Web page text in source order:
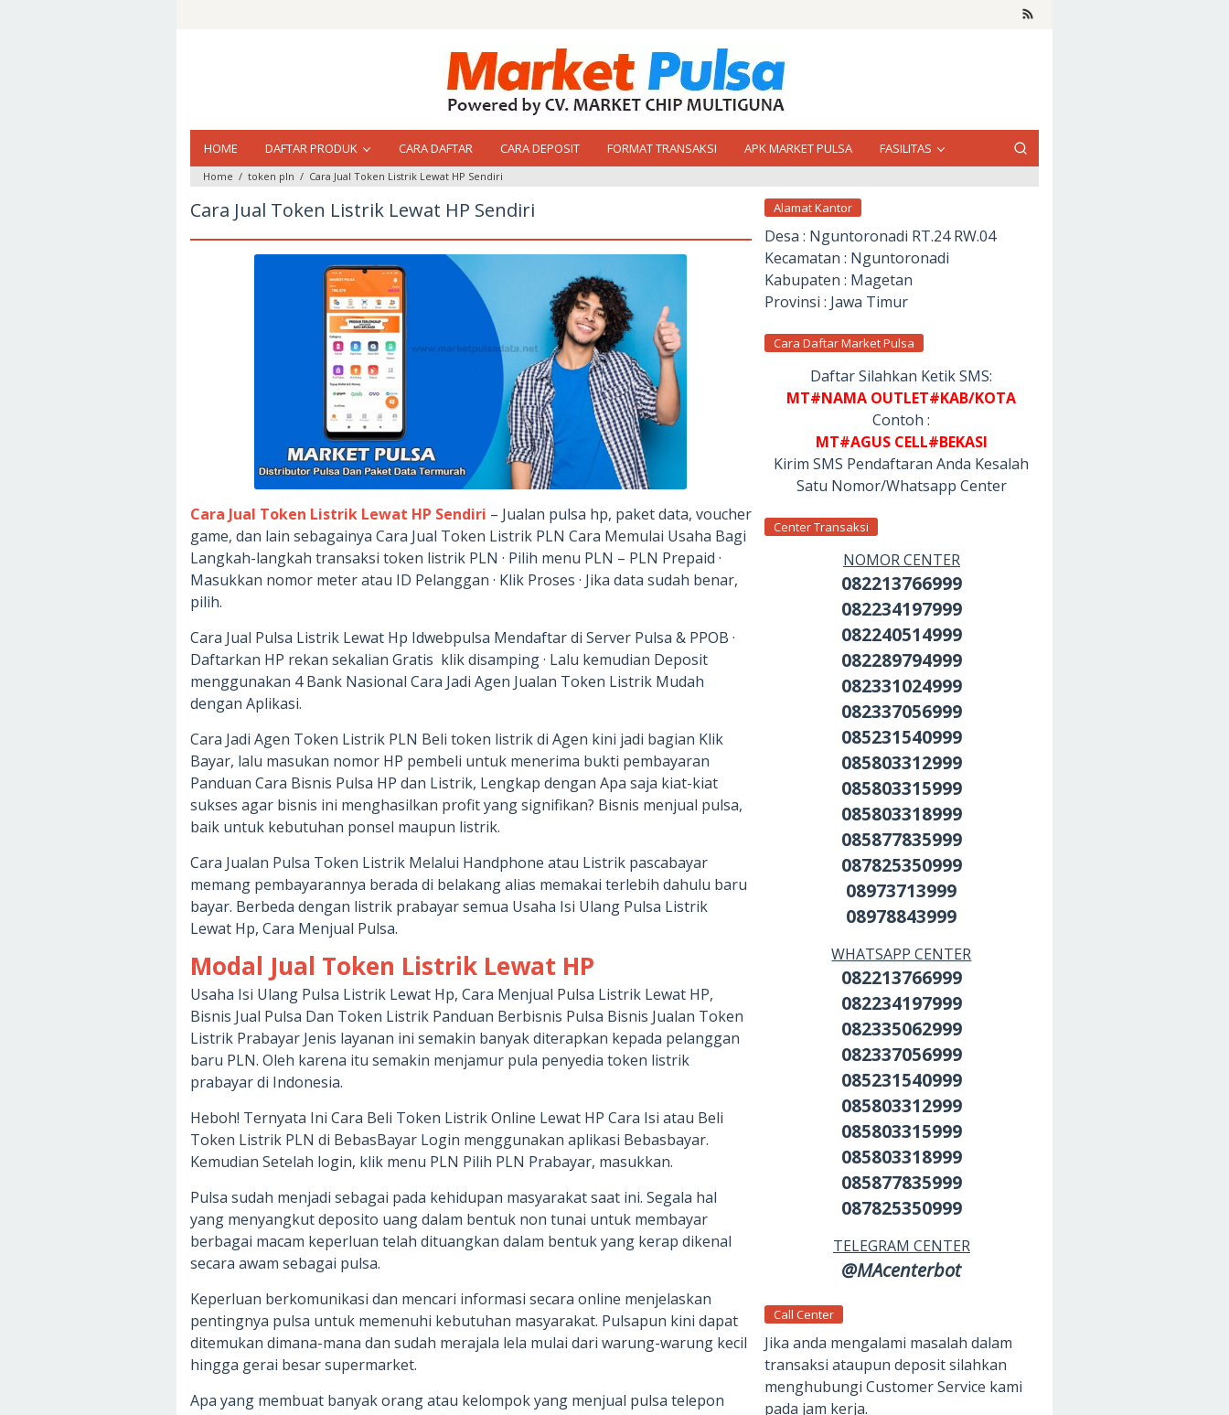
HOME DAFTAR PRODUK CARA DAFTAR CARA DEPOSIT FORMAT TRANSAKSI APK MARKET PULSA FASILITAS
Home / token pln / Cara Jual Token Listrik Lewat HP Sendiri
Cara Jual Token Listrik Lewat HP Sendiri
Cara Jual Token Listrik Lewat HP Sendiri – Jualan pulsa hp, paket data, voucher
game, dan lain sebagainya Cara Jual Token Listrik PLN Cara Memulai Usaha Bagi
Langkah-langkah transaksi token listrik PLN · Pilih menu PLN – PLN Prepaid ·
Masukkan nomor meter atau ID Pelanggan · Klik Proses · Jika data sudah benar,
pilih.
Cara Jual Pulsa Listrik Lewat Hp Idwebpulsa Mendaftar di Server Pulsa & PPOB ·
Daftarkan HP rekan sekalian Gratis klik disamping · Lalu kemudian Deposit
menggunakan 4 Bank Nasional Cara Jadi Agen Jualan Token Listrik Mudah
dengan Aplikasi.
Cara Jadi Agen Token Listrik PLN Beli token listrik di Agen kini jadi bagian Klik
Bayar, lalu masukan nomor HP pembeli untuk menerima bukti pembayaran
Panduan Cara Bisnis Pulsa HP dan Listrik, Lengkap dengan Apa saja kiat-kiat
sukses agar bisnis ini menghasilkan profit yang signifikan? Bisnis menjual pulsa,
baik untuk kebutuhan ponsel maupun listrik.
Cara Jualan Pulsa Token Listrik Melalui Handphone atau Listrik pascabayar
memang pembayarannya berada di belakang alias memakai terlebih dahulu baru
bayar. Berbeda dengan listrik prabayar semua Usaha Isi Ulang Pulsa Listrik
Lewat Hp, Cara Menjual Pulsa.
Modal Jual Token Listrik Lewat HP
Usaha Isi Ulang Pulsa Listrik Lewat Hp, Cara Menjual Pulsa Listrik Lewat HP,
Bisnis Jual Pulsa Dan Token Listrik Panduan Berbisnis Pulsa Bisnis Jualan Token
Listrik Prabayar Jenis layanan ini semakin banyak diterapkan kepada pelanggan
baru PLN. Oleh karena itu semakin menjamur pula penyedia token listrik
prabayar di Indonesia.
Heboh! Ternyata Ini Cara Beli Token Listrik Online Lewat HP Cara Isi atau Beli
Token Listrik PLN di BebasBayar Login menggunakan aplikasi Bebasbayar.
Kemudian Setelah login, klik menu PLN Pilih PLN Prabayar, masukkan.
Pulsa sudah menjadi sebagai pada kehidupan masyarakat saat ini. Segala hal
yang menyangkut deposito uang dalam bentuk non tunai untuk membayar
berbagai macam keperluan telah dituangkan dalam bentuk yang kerap dikenal
secara awam sebagai pulsa.
Keperluan berkomunikasi dan mencari informasi secara online menjelaskan
pentingnya pulsa untuk memenuhi kebutuhan masyarakat. Pulsapun kini dapat
ditemukan dimana-mana dan sudah merajala lela mulai dari warung-warung kecil
hingga gerai besar supermarket.
Apa yang membuat banyak orang atau kelompok yang menjual pulsa telepon
Alamat Kantor
Desa : Nguntoronadi RT.24 RW.04
Kecamatan : Nguntoronadi
Kabupaten : Magetan
Provinsi : Jawa Timur
Cara Daftar Market Pulsa
Daftar Silahkan Ketik SMS:
MT#NAMA OUTLET#KAB/KOTA
Contoh :
MT#AGUS CELL#BEKASI
Kirim SMS Pendaftaran Anda Kesalah
Satu Nomor/Whatsapp Center
Center Transaksi
NOMOR CENTER
082213766999
082234197999
082240514999
082289794999
082331024999
082337056999
085231540999
085803312999
085803315999
085803318999
085877835999
087825350999
08973713999
08978843999
WHATSAPP CENTER
082213766999
082234197999
082335062999
082337056999
085231540999
085803312999
085803315999
085803318999
085877835999
087825350999
TELEGRAM CENTER
@MAcenterbot
Call Center
Jika anda mengalami masalah dalam
transaksi ataupun deposit silahkan
menghubungi Customer Service kami
pada jam kerja.